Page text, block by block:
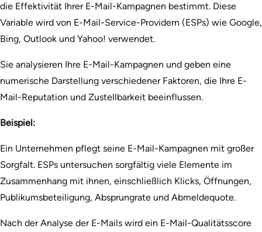
die Effektivität Ihrer E-Mail-Kampagnen bestimmt. Diese
Variable wird von E-Mail-Service-Providern (ESPs) wie Google,
Bing, Outlook und Yahoo! verwendet.
Sie analysieren Ihre E-Mail-Kampagnen und geben eine
numerische Darstellung verschiedener Faktoren, die Ihre E-
Mail-Reputation und Zustellbarkeit beeinflussen.
Beispiel:
Ein Unternehmen pflegt seine E-Mail-Kampagnen mit großer
Sorgfalt. ESPs untersuchen sorgfältig viele Elemente im
Zusammenhang mit ihnen, einschließlich Klicks, Öffnungen,
Publikumsbeteiligung, Absprungrate und Abmeldequote.
Nach der Analyse der E-Mails wird ein E-Mail-Qualitätsscore